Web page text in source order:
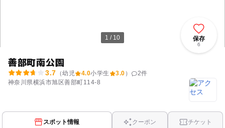
1 / 10
善部町南公園
3.7 （幼児 4.0小学生 3.0 ） 2件
神奈川県横浜市旭区善部町114-8
保存
6
スポット情報 クーポン チケット